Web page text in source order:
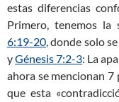
estas diferencias
Primero, tenemos la
6:19-20, donde solo
yGénesis 7:2-3: La
ahora se mencionan 7
que esta